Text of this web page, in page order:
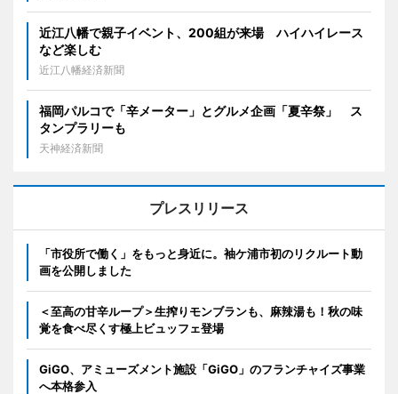
近江八幡で親子イベント、200組が来場 ハイハイレース
など楽しむ
近江八幡経済新聞
福岡パルコで「辛メーター」とグルメ企画「夏辛祭」 ス
タンプラリーも
天神経済新聞
プレスリリース
「市役所で働く」をもっと身近に。袖ケ浦市初のリクルート動
画を公開しました
＜至高の甘辛ループ＞生搾りモンブランも、麻辣湯も！秋の味
覚を食べ尽くす極上ビュッフェ登場
GiGO、アミューズメント施設「GiGO」のフランチャイズ事業
へ本格参入